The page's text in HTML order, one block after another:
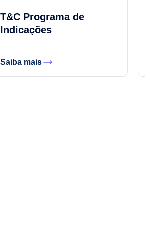
T&C Programa de
Indicações
Saiba mais